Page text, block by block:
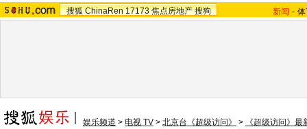
搜狐 ChinaRen 17173 焦点房地产 搜狗 新闻 -
娱乐频道 > 电视 TV > 北京台《超级访问》 > 《超级访问》最